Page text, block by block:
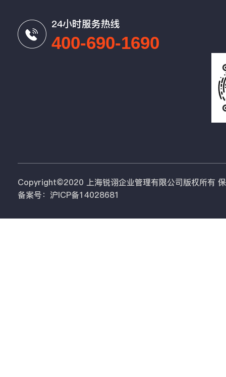
24小时服务热线
400-690-1690
Copyright©2020 上海锐诩企业管理有限公司版权所有
备案号：沪ICP备14028681